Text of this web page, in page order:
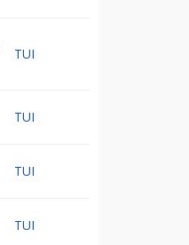
TUI
TUI
TUI
TUI